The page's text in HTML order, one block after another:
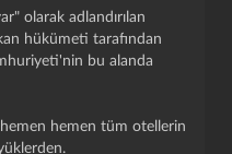
olarak adlandırılan
hükümeti tarafından
bu alanda
hemen tüm otellerin